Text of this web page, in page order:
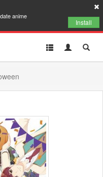
anime
Install
Toggle
Toggle